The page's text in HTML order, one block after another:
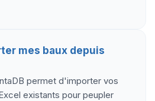
mes baux depuis
permet d'importer vos
existants pour peupler